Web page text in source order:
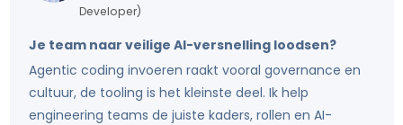
Developer)
Je team naar veilige AI-versnelling loodsen?
Agentic coding invoeren raakt vooral governance en
cultuur, de tooling is het kleinste deel. Ik help
engineering teams de juiste kaders, rollen en AI-